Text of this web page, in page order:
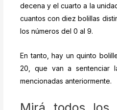
decena y el cuarto a la
cuantos con diez bolillas
los números del 0 al 9.
En tanto, hay un quinto
20, que van a sentenciar
mencionadas anteriormente.